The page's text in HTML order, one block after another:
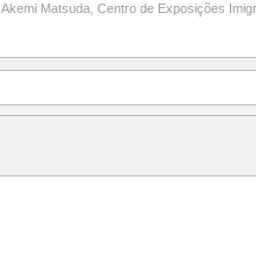
Akemi Matsuda, Centro de Exposições